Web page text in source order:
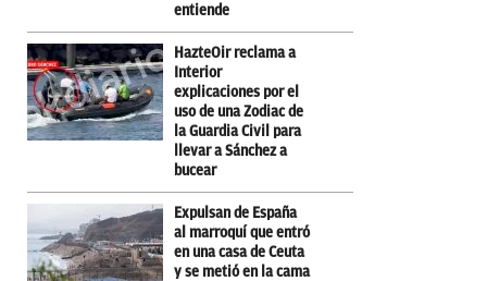
entiende
HazteOir reclama a
Interior
explicaciones por el
uso de una Zodiac de
la Guardia Civil para
llevar a Sánchez a
bucear
Expulsan de España
al marroquí que entró
en una casa de Ceuta
y se metió en la cama